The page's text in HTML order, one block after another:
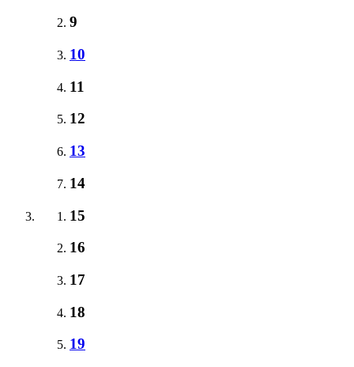
9
10
11
12
13
14
15
16
17
18
19